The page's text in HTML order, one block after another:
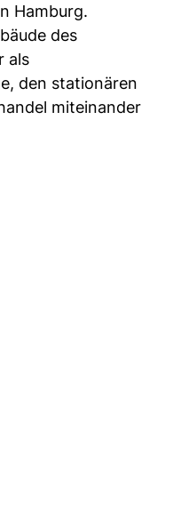
Hamburg.
des
als
den stationären
miteinander